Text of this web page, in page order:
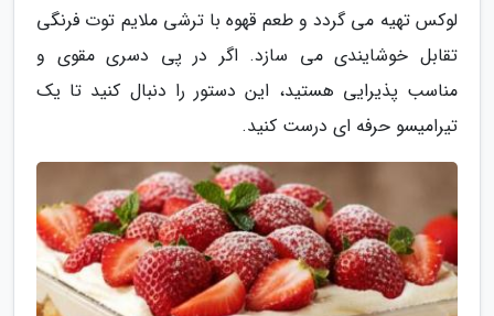
لوکس تهیه می گردد و طعم قهوه با ترشی ملایم توت فرنگی
تقابل خوشایندی می سازد. اگر در پی دسری مقوی و
مناسب پذیرایی هستید، این دستور را دنبال کنید تا یک
تیرامیسو حرفه ای درست کنید.